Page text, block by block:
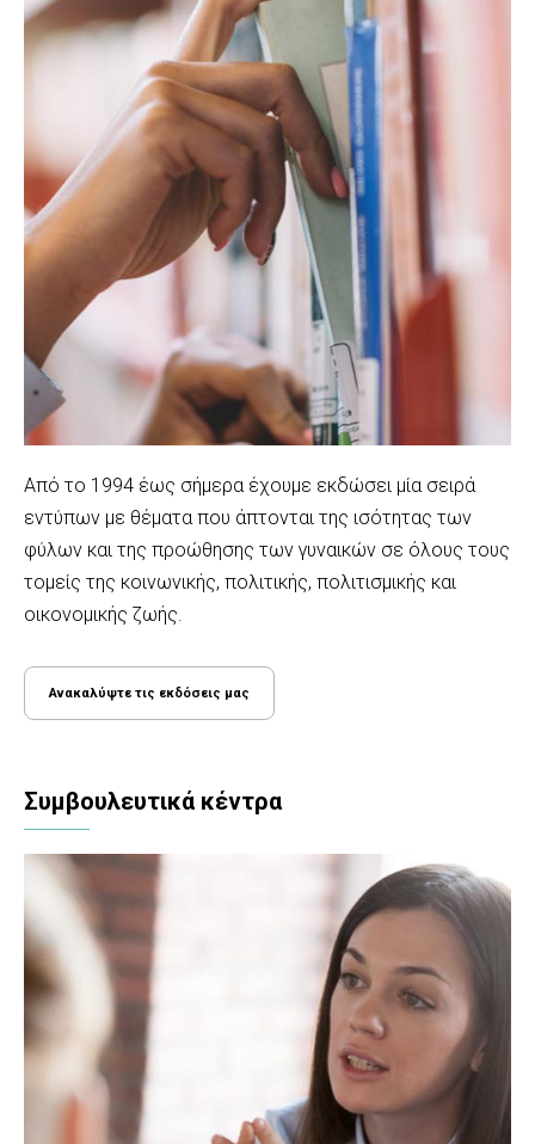
Από το 1994 έως σήμερα έχουμε εκδώσει μία σειρά
εντύπων με θέματα που άπτονται της ισότητας των
φύλων και της προώθησης των γυναικών σε όλους τους
τομείς της κοινωνικής, πολιτικής, πολιτισμικής και
οικονομικής ζωής.
Ανακαλύψτε τις εκδόσεις μας
Συμβουλευτικά κέντρα